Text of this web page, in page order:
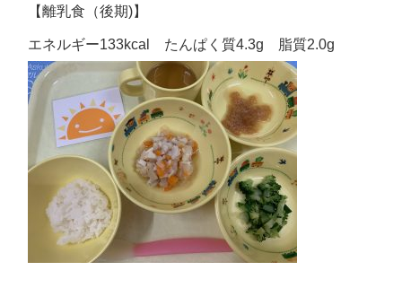
【離乳食（後期)】
エネルギー133kcal たんぱく質4.3g 脂質2.0g